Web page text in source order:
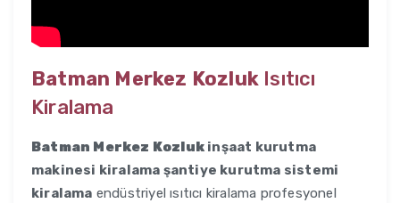
Batman Merkez Kozluk Isıtıcı
Kiralama
Batman Merkez Kozluk inşaat kurutma
makinesi kiralama şantiye kurutma sistemi
kiralama endüstriyel ısıtıcı kiralama profesyonel